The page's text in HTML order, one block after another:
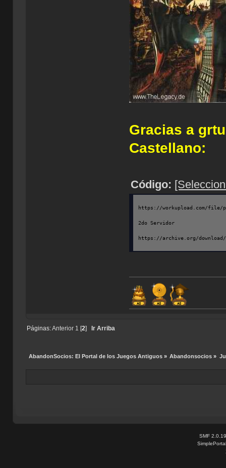
Gracias a
Castellano:
Código:
https://workupload.com/file/
2do Servidor
https://archive.org/download/
Páginas:Anterior 1 2] Ir Arriba
AbandonSocios: El Portal de los Juegos Antiguos» Abandonsocios »
SMF 2.0.19